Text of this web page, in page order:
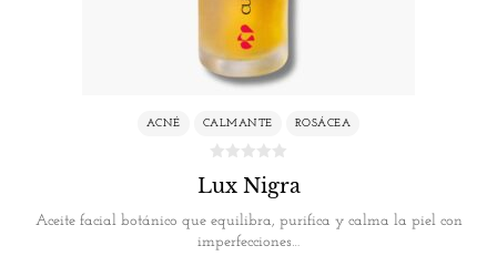
ACNÉ CALMANTE ROSÁCEA
Lux Nigra
Aceite facial botánico que equilibra, purifica y calma la piel con
imperfecciones…